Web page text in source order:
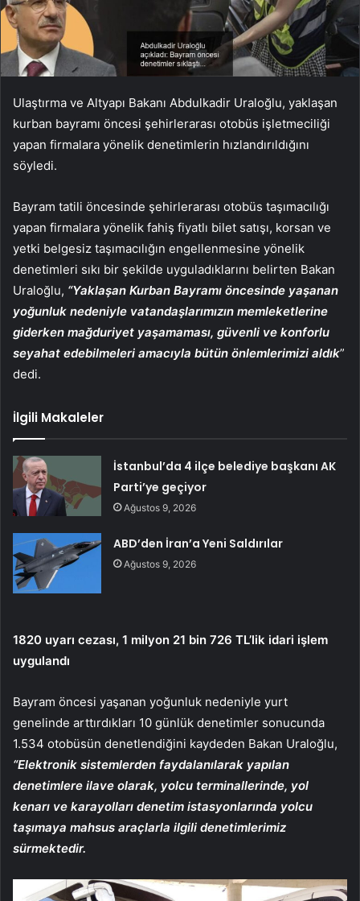
Ulaştırma ve Altyapı Bakanı Abdulkadir Uraloğlu, yaklaşan
kurban bayramı öncesi şehirlerarası otobüs işletmeciliği
yapan firmalara yönelik denetimlerin hızlandırıldığını
söyledi.
Bayram tatili öncesinde şehirlerarası otobüs taşımacılığı
yapan firmalara yönelik fahiş fiyatlı bilet satışı, korsan ve
yetki belgesiz taşımacılığın engellenmesine yönelik
denetimleri sıkı bir şekilde uyguladıklarını belirten Bakan
Uraloğlu, “Yaklaşan Kurban Bayramı öncesinde yaşanan
yoğunluk nedeniyle vatandaşlarımızın memleketlerine
giderken mağduriyet yaşamaması, güvenli ve konforlu
seyahat edebilmeleri amacıyla bütün önlemlerimizi aldık”
dedi.
İlgili Makaleler
İstanbul’da 4 ilçe belediye başkanı AK
Parti’ye geçiyor
Ağustos 9, 2026
ABD’den İran’a Yeni Saldırılar
Ağustos 9, 2026
1820 uyarı cezası, 1 milyon 21 bin 726 TL’lik idari işlem
uygulandı
Bayram öncesi yaşanan yoğunluk nedeniyle yurt
genelinde arttırdıkları 10 günlük denetimler sonucunda
1.534 otobüsün denetlendiğini kaydeden Bakan Uraloğlu,
“Elektronik sistemlerden faydalanılarak yapılan
denetimlere ilave olarak, yolcu terminallerinde, yol
kenarı ve karayolları denetim istasyonlarında yolcu
taşımaya mahsus araçlarla ilgili denetimlerimiz
sürmektedir.